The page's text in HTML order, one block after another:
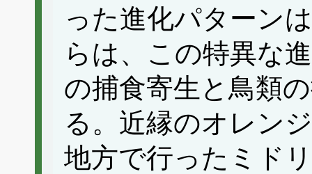
った進化パターン
らは、この特異な
の捕食寄生と鳥類
る。近縁のオレン
地方で行ったミド